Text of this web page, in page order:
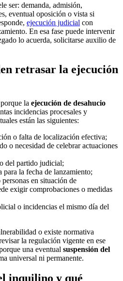
ser: demanda, admisión,
eventual oposición o vista si
ejecución judicial con
En esa fase puede intervenir
lo acuerda, solicitarse auxilio de
retrasar la ejecución
la ejecución de desahucio
incidencias procesales y
están las siguientes:
o falta de localización efectiva;
o necesidad de celebrar actuaciones
del partido judicial;
para la fecha de lanzamiento;
personas en situación de
exigir comprobaciones o medidas
o incidencias el mismo día del
o existe normativa
la regulación vigente en ese
una eventual suspensión del
universal ni permanente.
inquilino y qué